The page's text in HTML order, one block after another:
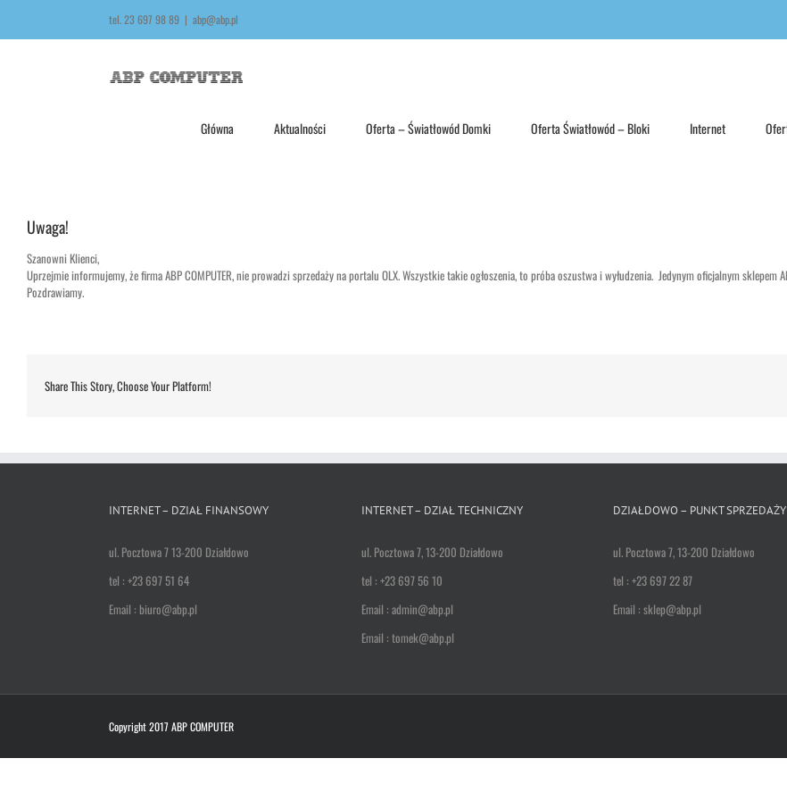
content
tel. 23 697 98 89 | abp@abp.pl
Główna Aktualności Oferta – Światłowód Domki Oferta Światłowód – Bloki Internet
Uwaga!
Szanowni Klienci,
Uprzejmie informujemy, że firma ABP COMPUTER, nie prowadzi sprzedaży na portalu OLX. Wszystkie takie ogłoszenia, to próba oszustwa i wyłudzenia. Jedynym oficjalnym sklepem
Pozdrawiamy.
Share This Story, Choose Your Platform!
INTERNET – DZIAŁ FINANSOWY
ul. Pocztowa 7 13-200 Działdowo
tel : +23 697 51 64
Email : biuro@abp.pl
INTERNET – DZIAŁ TECHNICZNY
ul. Pocztowa 7, 13-200 Działdowo
tel : +23 697 56 10
Email : admin@abp.pl
Email : tomek@abp.pl
DZIAŁDOWO – PUNKT SPRZEDAŻY
ul. Pocztowa 7, 13-200 Działdowo
tel : +23 697 22 87
Email : sklep@abp.pl
Copyright 2017 ABP COMPUTER